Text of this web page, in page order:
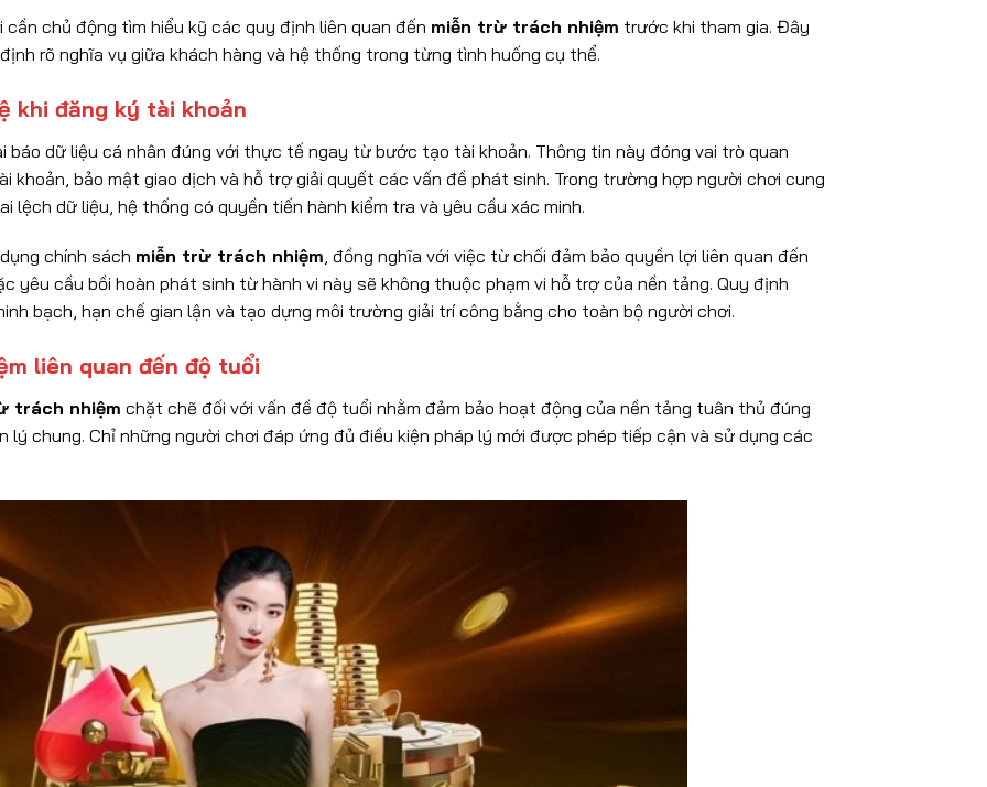
chủ động tìm hiểu kỹ các quy định liên quan đến miễn trừ trách nhiệm trước khi tham gia. Đây
rõ nghĩa vụ giữa khách hàng và hệ thống trong từng tình huống cụ thể.
khi đăng ký tài khoản
báo dữ liệu cá nhân đúng với thực tế ngay từ bước tạo tài khoản. Thông tin này đóng vai trò quan
khoản, bảo mật giao dịch và hỗ trợ giải quyết các vấn đề phát sinh. Trong trường hợp người chơi cung
lệch dữ liệu, hệ thống có quyền tiến hành kiểm tra và yêu cầu xác minh.
chính sách miễn trừ trách nhiệm, đồng nghĩa với việc từ chối đảm bảo quyền lợi liên quan đến
yêu cầu bồi hoàn phát sinh từ hành vi này sẽ không thuộc phạm vi hỗ trợ của nền tảng. Quy định
bạch, hạn chế gian lận và tạo dựng môi trường giải trí công bằng cho toàn bộ người chơi.
liên quan đến độ tuổi
trách nhiệm chặt chẽ đối với vấn đề độ tuổi nhằm đảm bảo hoạt động của nền tảng tuân thủ đúng
chung. Chỉ những người chơi đáp ứng đủ điều kiện pháp lý mới được phép tiếp cận và sử dụng các